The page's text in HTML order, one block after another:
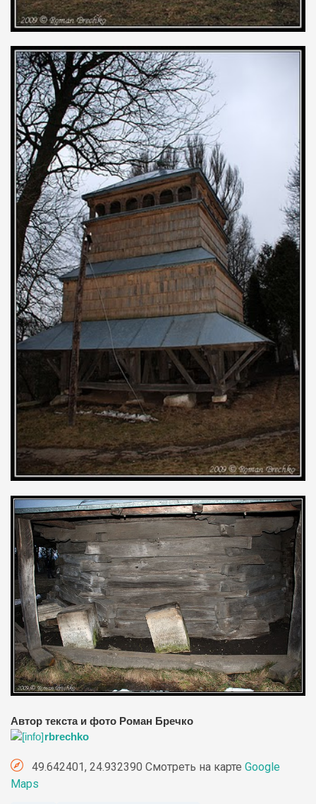
Автор текста и фото Роман Бречко
rbrechko
49.642401, 24.932390 Смотреть на карте Google
Maps